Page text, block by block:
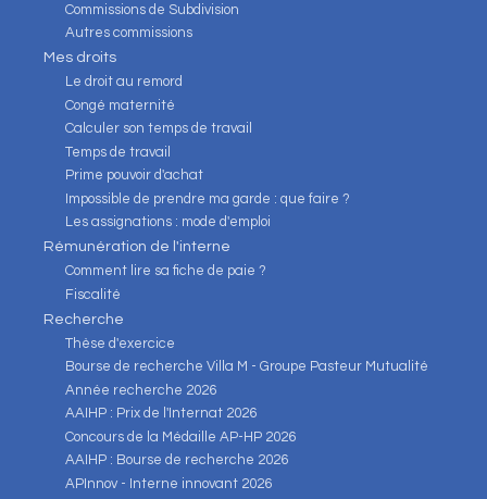
Commissions de Subdivision
Autres commissions
Mes droits
Le droit au remord
Congé maternité
Calculer son temps de travail
Temps de travail
Prime pouvoir d'achat
Impossible de prendre ma garde : que faire ?
Les assignations : mode d'emploi
Rémunération de l'interne
Comment lire sa fiche de paie ?
Fiscalité
Recherche
Thèse d'exercice
Bourse de recherche Villa M - Groupe Pasteur Mutualité
Année recherche 2026
AAIHP : Prix de l'Internat 2026
Concours de la Médaille AP-HP 2026
AAIHP : Bourse de recherche 2026
APInnov - Interne innovant 2026